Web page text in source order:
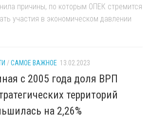
причины, по которым ОПЕК стремится
участия в экономическом давлении
/САМОЕ ВАЖНОЕ 13.02.2023
с 2005 года доля ВРП
территорий
на 2,26%